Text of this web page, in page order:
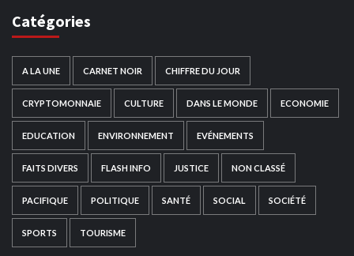
Catégories
A LA UNE CARNET NOIR CHIFFRE DU JOUR
CRYPTOMONNAIE CULTURE DANS LE MONDE ECONOMIE
EDUCATION ENVIRONNEMENT EVÉNEMENTS
FAITS DIVERS FLASH INFO JUSTICE NON CLASSÉ
PACIFIQUE POLITIQUE SANTÉ SOCIAL SOCIÉTÉ
SPORTS TOURISME